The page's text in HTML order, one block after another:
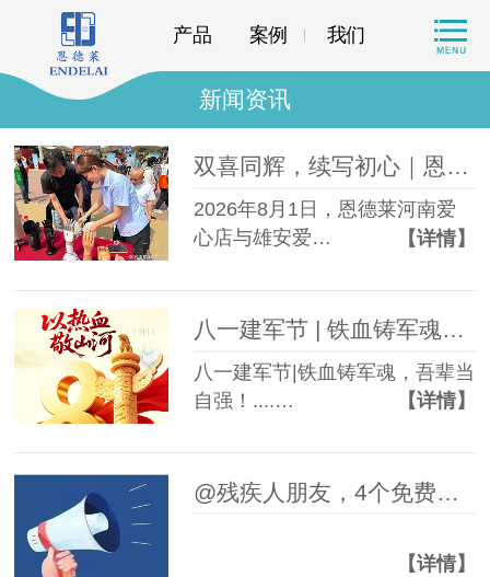
产品 案例 我们
新闻资讯
双喜同辉，续写初心｜恩德莱河南及雄安爱心店共庆周年，再启新程
2026年8月1日，恩德莱河南爱
心店与雄安爱…
【详情】
八一建军节 | 铁血铸军魂，吾辈当自强！
八一建军节|铁血铸军魂，吾辈当
自强！....…
【详情】
【详情】